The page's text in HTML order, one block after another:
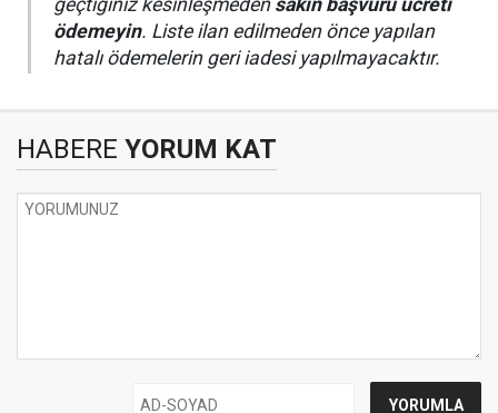
ödemeyin. Liste ilan edilmeden önce yapılan
hatalı ödemelerin geri iadesi yapılmayacaktır.
HABERE YORUM KAT